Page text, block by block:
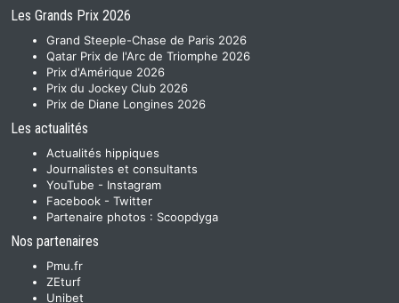
Les Grands Prix 2026
Grand Steeple-Chase de Paris 2026
Qatar Prix de l'Arc de Triomphe 2026
Prix d'Amérique 2026
Prix du Jockey Club 2026
Prix de Diane Longines 2026
Les actualités
Actualités hippiques
Journalistes et consultants
YouTube - Instagram
Facebook - Twitter
Partenaire photos : Scoopdyga
Nos partenaires
Pmu.fr
ZEturf
Unibet